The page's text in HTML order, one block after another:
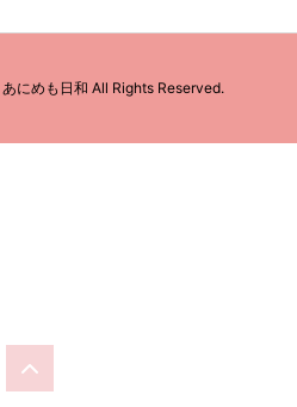
あにめも日和 All Rights Reserved.